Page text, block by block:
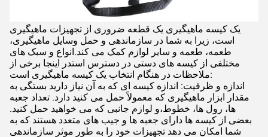
یک کیسه ماهیگیری یک قطعه ضروری از تجهیزات ماهیگیری
است، زیرا به شما در سازماندهی و حمل وسایل ماهیگیری،
طعمه، طعمه و سایر لوازم کمک می کند.انواع و سبک های
مختلفی از کیسه های دستی در دسترس استدر اینجا برخی از
ملاحظات در هنگام انتخاب یک کیسه ماهیگیری است:
اندازه و ظرفیت: اندازه کیسه ای که به آن نیاز دارید بستگی به
مقدار ابزار ماهیگیری که معمولاً حمل می کنید دارد. تعداد جعبه
ها، رول ها، خطوط،و لوازم جانبی که می خواهید حمل کنید.
بعضی از کیسه ها دارای جعبه ها و جیب های متعدد هستند که به
شما امکان می دهد تجهیزات خود را به طور موثر سازماندهی